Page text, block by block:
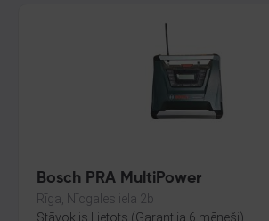
Bosch PRA MultiPower
Rīga, Nīcgales iela 2b
Stāvoklis Lietots (Garantija 6 mēneši)